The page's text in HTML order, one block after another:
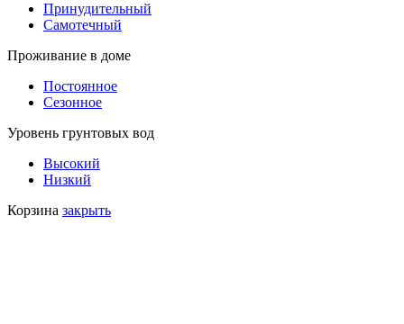
Принудительный
Самотечный
Проживание в доме
Постоянное
Сезонное
Уровень грунтовых вод
Высокий
Низкий
Корзина закрыть